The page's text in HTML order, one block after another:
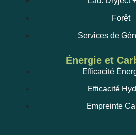
Forêt
Services de
Énergie et
Efficacité
Efficacité
Empreinte